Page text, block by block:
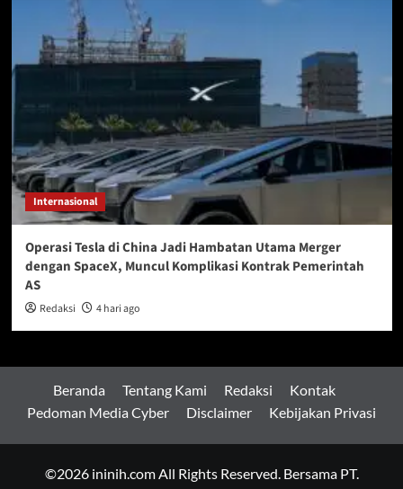
Internasional
Operasi Tesla di China Jadi Hambatan Utama Merger
dengan SpaceX, Muncul Komplikasi Kontrak Pemerintah
AS
Redaksi 4 hari ago
Beranda Tentang Kami Redaksi
Kontak
Pedoman Media Cyber
Disclaimer Kebijakan Privasi
©2026 ininih.com All Rights Reserved. Bersama PT.